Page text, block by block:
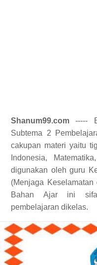
Shanum99.com -----
Subtema 2
cakupan materi yaitu
Indonesia,
digunakan oleh guru
(Menjaga Keselamatan
Bahan Ajar ini
pembelajaran dikelas.